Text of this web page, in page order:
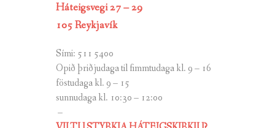
Háteigsvegi 27 – 29
105 Reykjavík
Sími: 511 5400
Opið þriðjudaga til fimmtudaga kl. 9 – 16
föstudaga kl. 9 – 15
sunnudaga kl. 10:30 – 12:00
–